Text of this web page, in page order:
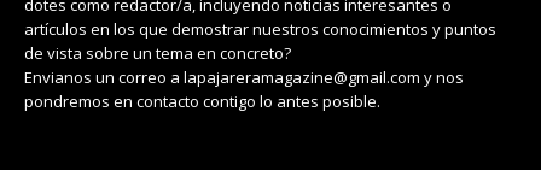
dotes como redactor/a, incluyendo noticias interesantes o
artículos en los que demostrar nuestros conocimientos y puntos
de vista sobre un tema en concreto?
Envianos un correo a lapajareramagazine@gmail.com y nos
pondremos en contacto contigo lo antes posible.